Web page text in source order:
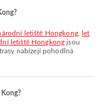
letiště Hongkong,
let
letiště Hongkong jsou
nabízejí pohodlná